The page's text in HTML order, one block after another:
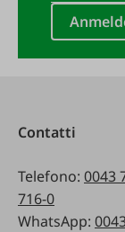
Contatti
Telefono: 0043
716-0
WhatsApp: